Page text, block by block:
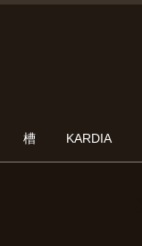
槽 KARDIA